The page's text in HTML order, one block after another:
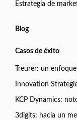
Estrategia de
Blog
Casos de éxito
Treurer: un
Innovation
KCP Dynamics:
3digits: hacia un